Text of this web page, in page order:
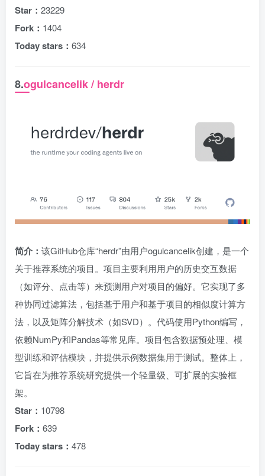
Star： 23229
Fork： 1404
Today stars： 634
8.ogulcancelik / herdr
简介： 该GitHub仓库“herdr”由用户ogulcancelik创建，是一个
关于推荐系统的项目。项目主要利用用户的历史交互数据
（如评分、点击等）来预测用户对项目的偏好。它实现了多
种协同过滤算法，包括基于用户和基于项目的相似度计算方
法，以及矩阵分解技术（如SVD）。代码使用Python编写，
依赖NumPy和Pandas等常见库。项目包含数据预处理、模
型训练和评估模块，并提供示例数据集用于测试。整体上，
它旨在为推荐系统研究提供一个轻量级、可扩展的实验框
架。
Star： 10798
Fork： 639
Today stars： 478